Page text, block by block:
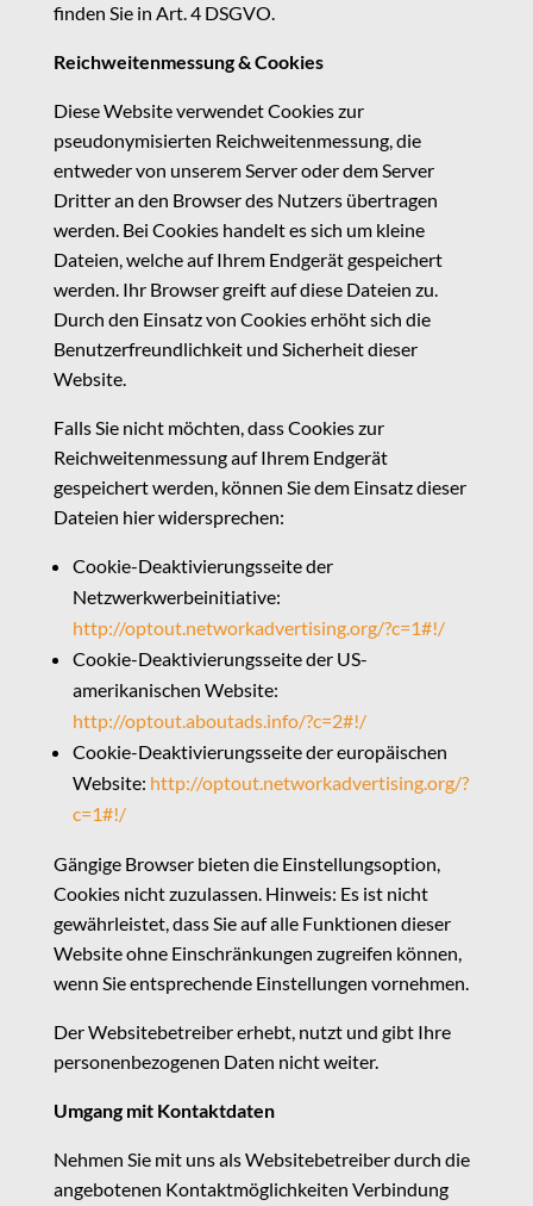
finden Sie in Art. 4 DSGVO.
Reichweitenmessung & Cookies
Diese Website verwendet Cookies zur
pseudonymisierten Reichweitenmessung, die
entweder von unserem Server oder dem Server
Dritter an den Browser des Nutzers übertragen
werden. Bei Cookies handelt es sich um kleine
Dateien, welche auf Ihrem Endgerät gespeichert
werden. Ihr Browser greift auf diese Dateien zu.
Durch den Einsatz von Cookies erhöht sich die
Benutzerfreundlichkeit und Sicherheit dieser
Website.
Falls Sie nicht möchten, dass Cookies zur
Reichweitenmessung auf Ihrem Endgerät
gespeichert werden, können Sie dem Einsatz dieser
Dateien hier widersprechen:
Cookie-Deaktivierungsseite der
Netzwerkwerbeinitiative:
http://optout.networkadvertising.org/?c=1#!/
Cookie-Deaktivierungsseite der US-
amerikanischen Website:
http://optout.aboutads.info/?c=2#!/
Cookie-Deaktivierungsseite der europäischen
Website: http://optout.networkadvertising.org/?
c=1#!/
Gängige Browser bieten die Einstellungsoption,
Cookies nicht zuzulassen. Hinweis: Es ist nicht
gewährleistet, dass Sie auf alle Funktionen dieser
Website ohne Einschränkungen zugreifen können,
wenn Sie entsprechende Einstellungen vornehmen.
Der Websitebetreiber erhebt, nutzt und gibt Ihre
personenbezogenen Daten nicht weiter.
Umgang mit Kontaktdaten
Nehmen Sie mit uns als Websitebetreiber durch die
angebotenen Kontaktmöglichkeiten Verbindung